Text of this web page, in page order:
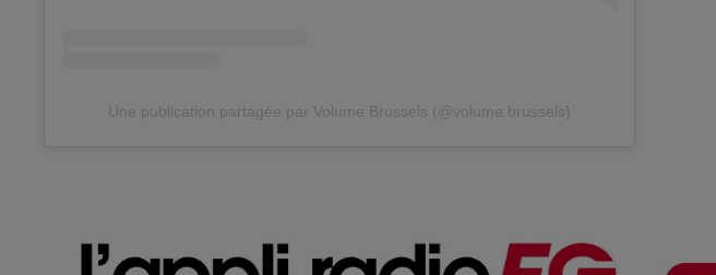
Une publication partagée par Volume Brussels (@volume.brussels)